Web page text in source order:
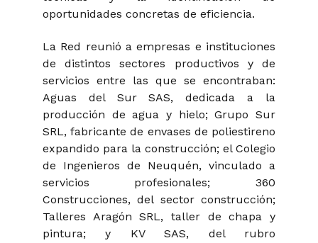
oportunidades concretas de eficiencia.
La Red reunió a empresas e instituciones
de distintos sectores productivos y de
servicios entre las que se encontraban:
Aguas del Sur SAS, dedicada a la
producción de agua y hielo; Grupo Sur
SRL, fabricante de envases de poliestireno
expandido para la construcción; el Colegio
de Ingenieros de Neuquén, vinculado a
servicios profesionales; 360
Construcciones, del sector construcción;
Talleres Aragón SRL, taller de chapa y
pintura; y KV SAS, del rubro